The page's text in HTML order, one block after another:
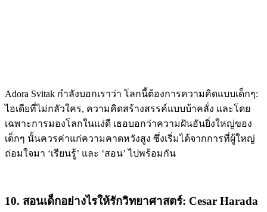
Adora Svitak กำลังบอกเราว่า โลกนี้ต้องการความคิดแบบเด็กๆ:
ไอเดียที่ไม่กลัวใคร, ความคิดสร้างสรรค์แบบบ้าคลั่ง และโดย
เฉพาะการมองโลกในแง่ดี เธอบอกว่าความฝันอันยิ่งใหญ่ของ
เด็กๆ นั้นควรค่าแก่ความคาดหวังสูง ซึ่งเริ่มได้จากการที่ผู้ใหญ่
ถ่อมใจมา ‘เรียนรู้’ และ ‘สอน’ ไปพร้อมกัน
10. สอนเด็กอย่างไรให้รักวิทยาศาสตร์: Cesar Harada